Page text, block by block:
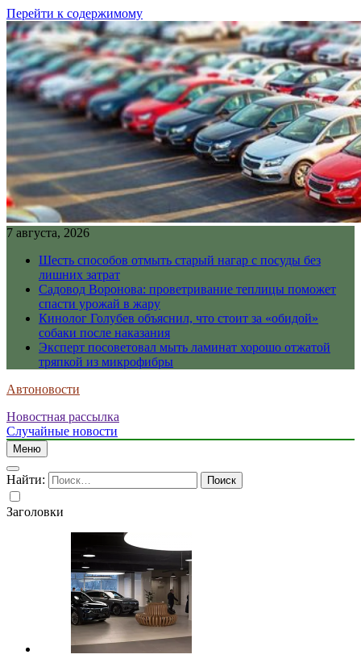
Перейти к содержимому
7 августа, 2026
Шесть способов отмыть старый нагар с посуды без
лишних затрат
Садовод Воронова: проветривание теплицы поможет
спасти урожай в жару
Кинолог Голубев объяснил, что стоит за «обидой»
собаки после наказания
Эксперт посоветовал мыть ламинат хорошо отжатой
тряпкой из микрофибры
Автоновости
Новостная рассылка
Случайные новости
Меню
Найти:
Заголовки